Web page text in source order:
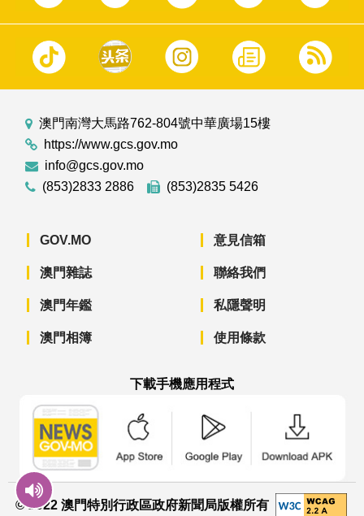
澳門南灣大馬路762-804號中華廣場15樓
https://www.gcs.gov.mo
info@gcs.gov.mo
(853)2833 2886
(853)2835 5426
GOV.MO
澳門雜誌
澳門年鑑
澳門相簿
意見信箱
聯絡我們
私隱聲明
使用條款
下載手機應用程式
© 2022 澳門特別行政區政府新聞局版權所有